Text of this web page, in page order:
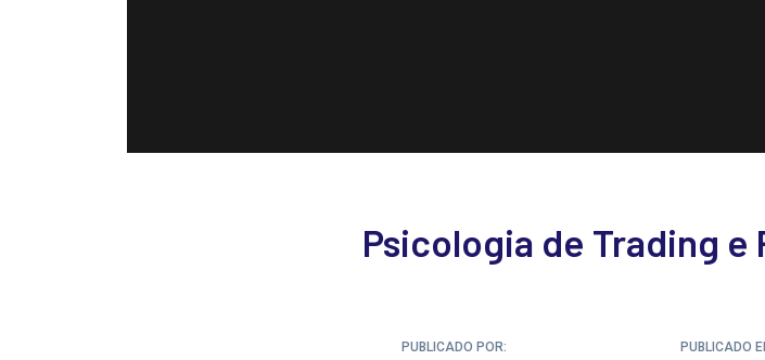
Psicologia de Trading
PUBLICADO POR: PUBLICADO